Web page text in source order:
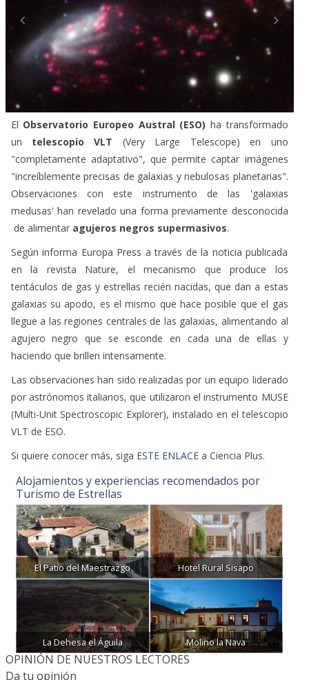
El Observatorio Europeo Austral (ESO) ha transformado
un telescopio VLT (Very Large Telescope) en uno
"completamente adaptativo", que permite captar imágenes
"increíblemente precisas de galaxias y nebulosas planetarias".
Observaciones con este instrumento de las 'galaxias
medusas' han revelado una forma previamente desconocida
de alimentaragujeros negros supermasivos.
Según informa Europa Press a través de la noticia publicada
en la revista Nature, el mecanismo que produce los
tentáculos de gas y estrellas recién nacidas, que dan a estas
galaxias su apodo, es el mismo que hace posible que el gas
llegue a las regiones centrales de las galaxias, alimentando al
agujero negro que se esconde en cada una de ellas y
haciendo que brillen intensamente.
Las observaciones han sido realizadas por un equipo liderado
por astrónomos italianos, que utilizaron el instrumento MUSE
(Multi-Unit Spectroscopic Explorer), instalado en el telescopio
VLT de ESO.
Si quiere conocer más, siga ESTE ENLACEa Ciencia Plus.
Alojamientos y experiencias recomendados por
Turismo de Estrellas
El Patio del Maestrazgo Hotel Rural Sisapo
La Dehesa el Águila Molino la Nava
OPINIÓN DE NUESTROS LECTORES
Da tu opinión